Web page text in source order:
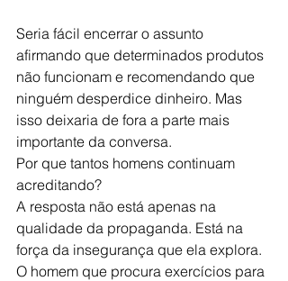
Seria fácil encerrar o assunto
afirmando que determinados produtos
não funcionam e recomendando que
ninguém desperdice dinheiro. Mas
isso deixaria de fora a parte mais
importante da conversa.
Por que tantos homens continuam
acreditando?
A resposta não está apenas na
qualidade da propaganda. Está na
força da insegurança que ela explora.
O homem que procura exercícios para